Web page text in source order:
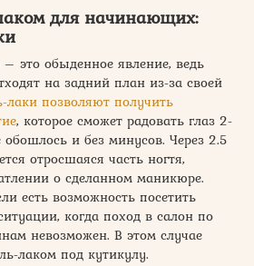
для начинающих:
это обыденное явление, ведь
на задний план из-за своей
лаки позволяют получить
, которое сможет радовать глаз 2-
и без минусов. Через 2.5
отросшаяся часть ногтя,
о сделанном маникюре.
есть возможность посетить
когда поход в салон по
невозможен. В этом случае
лаком под кутикулу.